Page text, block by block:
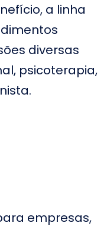
a linha
diversas
psicoterapia,
empresas,